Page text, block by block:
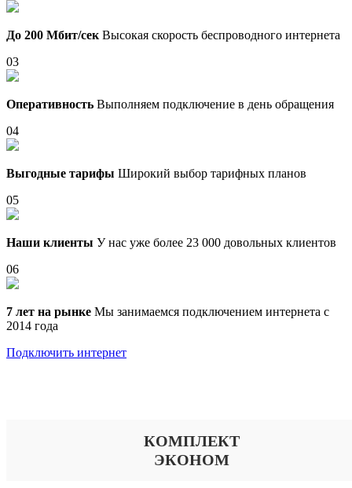
До 200 Мбит/сек Высокая скорость беспроводного интернета
03
Оперативность Выполняем подключение в день обращения
04
Выгодные тарифы Широкий выбор тарифных планов
05
Наши клиенты У нас уже более 23 000 довольных клиентов
06
7 лет на рынке Мы занимаемся подключением интернета с
2014 года
Подключить интернет
КОМПЛЕКТ
ЭКОНОМ